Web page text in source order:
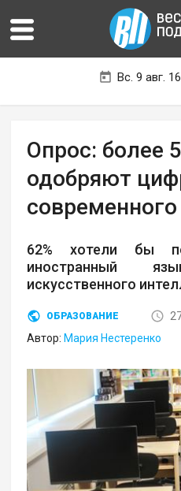
Вс. 9 авг.
Опрос: более
одобряют
62% хотели бы
иностранный
искусственного
ОБРАЗОВАНИЕ
Автор: Мария Нестеренко